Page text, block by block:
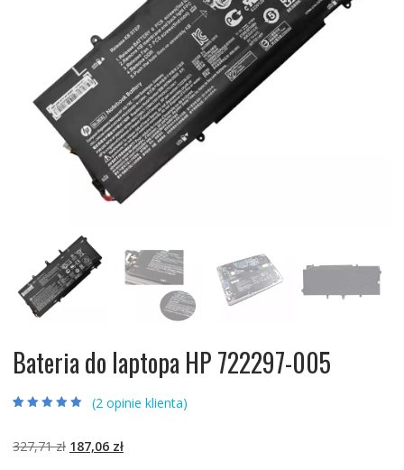
Bateria do laptopa HP 722297-005
podstawie
klientów
(2opinie klienta)
327,71zł Pierwotna
187,06 złAktualna